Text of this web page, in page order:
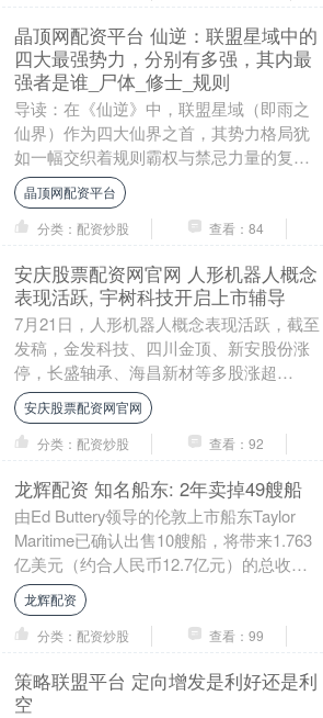
晶顶网配资平台 仙逆：联盟星域中的
四大最强势力，分别有多强，其内最
强者是谁_尸体_修士_规则
导读：在《仙逆》中，联盟星域（即雨之
仙界）作为四大仙界之首，其势力格局犹
如一幅交织着规则霸权与禁忌力量的复杂
画卷。当王林以化凡之躯踏入这片被修真
联盟掌控的星域时....
晶顶网配资平台
分类：配资炒股
查看：84
安庆股票配资网官网 人形机器人概念
表现活跃, 宇树科技开启上市辅导
7月21日，人形机器人概念表现活跃，截至
发稿，金发科技、四川金顶、新安股份涨
停，长盛轴承、海昌新材等多股涨超
10%。 7月18日，中国证监会官网显示，宇
树科技已....
安庆股票配资网官网
分类：配资炒股
查看：92
龙辉配资 知名船东: 2年卖掉49艘船
由Ed Buttery领导的伦敦上市船东Taylor
Maritime已确认出售10艘船，将带来1.763
亿美元（约合人民币12.7亿元）的总收
入，其中3艘船已....
龙辉配资
分类：配资炒股
查看：99
策略联盟平台 定向增发是利好还是利
空